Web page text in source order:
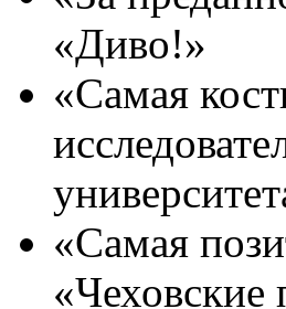
«Диво!»
«Самая
«Самая
«Чеховские